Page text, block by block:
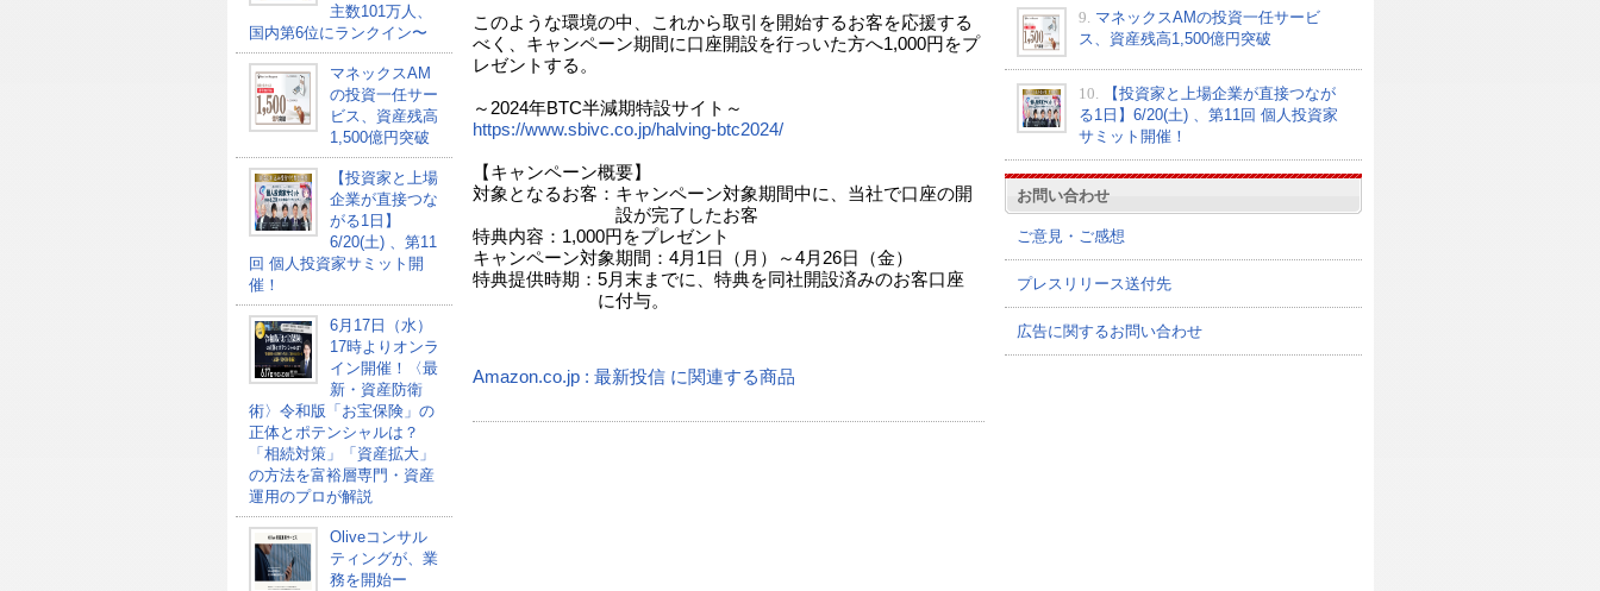
主数101万人、
国内第6位にランクイン〜
マネックスAM
の投資一任サー
ビス、資産残高
1,500億円突破
【投資家と上場
企業が直接つな
がる1日】
6/20(土) 、第11
回 個人投資家サミット開
催！
6月17日（水）
17時よりオンラ
イン開催！〈最
新・資産防衛
術〉令和版「お宝保険」の
正体とポテンシャルは？
「相続対策」「資産拡大」
の方法を富裕層専門・資産
運用のプロが解説
Oliveコンサル
ティングが、業
務を開始ー
このような環境の中、これから取引を開始するお客を応援する
べく、キャンペーン期間に口座開設を行っいた方へ1,000円をプ
レゼントする。
～2024年BTC半減期特設サイト～
https://www.sbivc.co.jp/halving-btc2024/
【キャンペーン概要】
対象となるお客：キャンペーン対象期間中に、当社で口座の開
設が完了したお客
特典内容：1,000円をプレゼント
キャンペーン対象期間：4月1日（月）～4月26日（金）
特典提供時期：5月末までに、特典を同社開設済みのお客口座
に付与。
Amazon.co.jp : 最新投信 に関連する商品
9. マネックスAMの投資一任サービ
ス、資産残高1,500億円突破
10.
【投資家と上場企業が直接つなが
る1日】6/20(土) 、第11回 個人投資家
サミット開催！
お問い合わせ
ご意見・ご感想
プレスリリース送付先
広告に関するお問い合わせ